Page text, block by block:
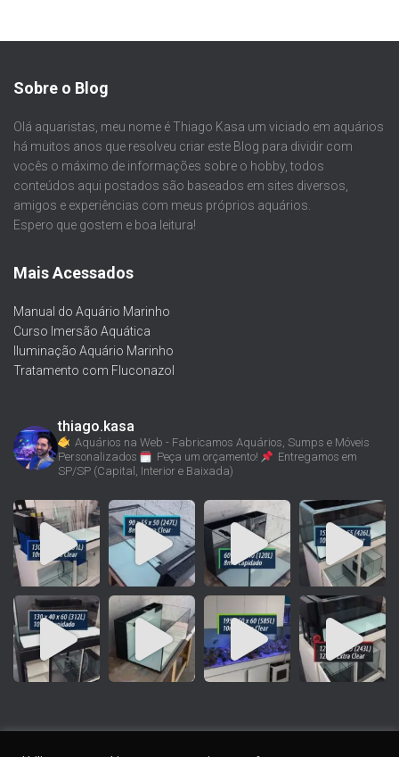
Sobre o Blog
Olá aquaristas, meu nome é Thiago Kasa um viciado em aquários
há muitos anos que resolveu criar este Blog para dividir com
vocês o máximo de informações sobre o hobby, todos
conteúdos aqui postados são baseados em sites diversos,
amigos e experiências com meus próprios aquários.
Espero que gostem e boa leitura!
Mais Acessados
Manual do Aquário Marinho
Curso Imersão Aquática
Iluminação Aquário Marinho
Tratamento com Fluconazol
thiago.kasa
Aquários na Web - Fabricamos Aquários, Sumps e Móveis
Personalizados
Peça um orçamento!
Entregamos em
SP/SP (Capital, Interior e Baixada)